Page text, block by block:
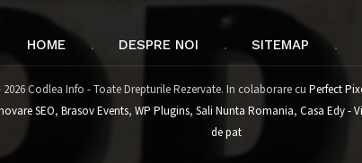
HOME DESPRE NOI SITEMAP
2026 Codlea Info - Toate Drepturile Rezervate. In colaborare cu Perfect
SEO, Brasov Events, WP Plugins, Sali Nunta Romania, Casa Edy -
de pat